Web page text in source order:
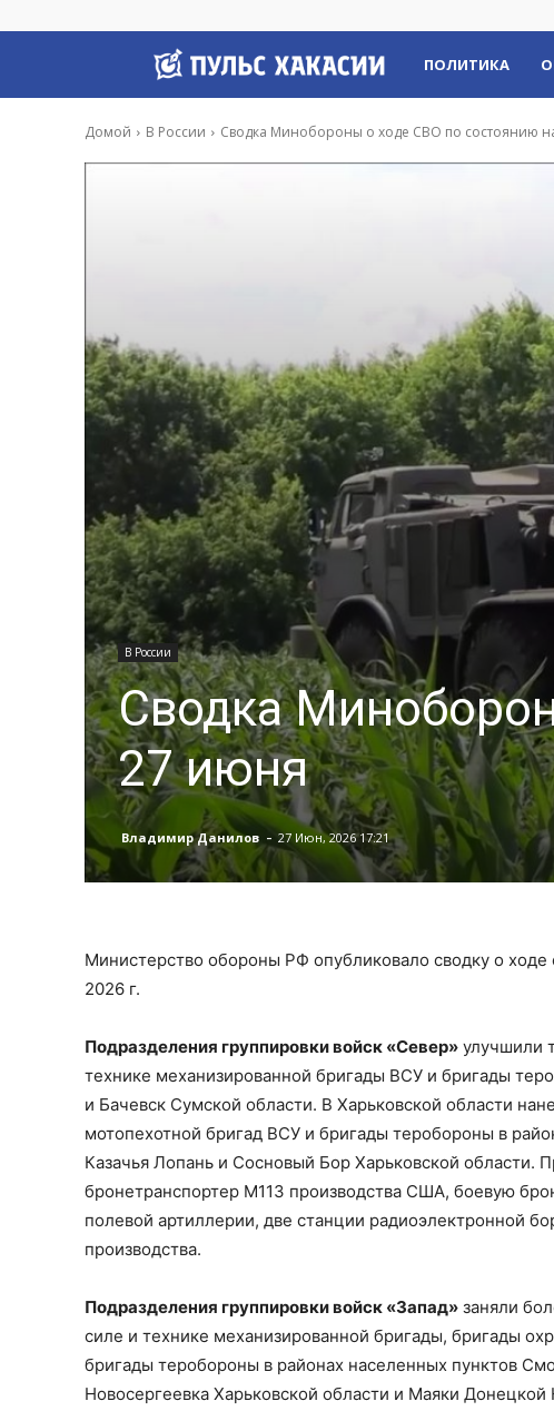
Пульс
Хакасии
ПОЛИТИКА
Домой В России Сводка Минобороны о ходе СВО по состоянию
В России
Сводка
27 июня
Владимир Данилов - 27 Июн, 2026 17:21
Министерство обороны РФ опубликовало сводку о
2026 г.
Подразделения группировки войск «Север» улучшили
технике механизированной бригады ВСУ и бригады
и Бачевск Сумской области. В Харьковской области
мотопехотной бригад ВСУ и бригады теробороны в
Казачья Лопань и Сосновый Бор Харьковской области.
бронетранспортер М113 производства США, боевую
полевой артиллерии, две станции радиоэлектронной
производства.
Подразделения группировки войск «Запад» заняли
силе и технике механизированной бригады, бригады
бригады теробороны в районах населенных пунктов
Новосергеевка Харьковской области и Маяки